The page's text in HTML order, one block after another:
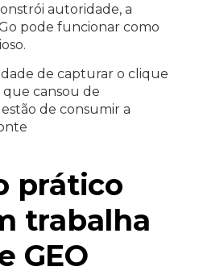
autoridade, a
pode funcionar como
de capturar o clique
cansou de
de consumir a
prático
trabalha
GEO